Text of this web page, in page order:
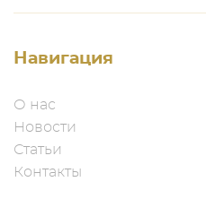
Навигация
О нас
Новости
Статьи
Контакты